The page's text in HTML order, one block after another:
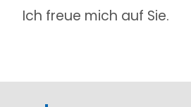
Ich freue mich auf Sie.